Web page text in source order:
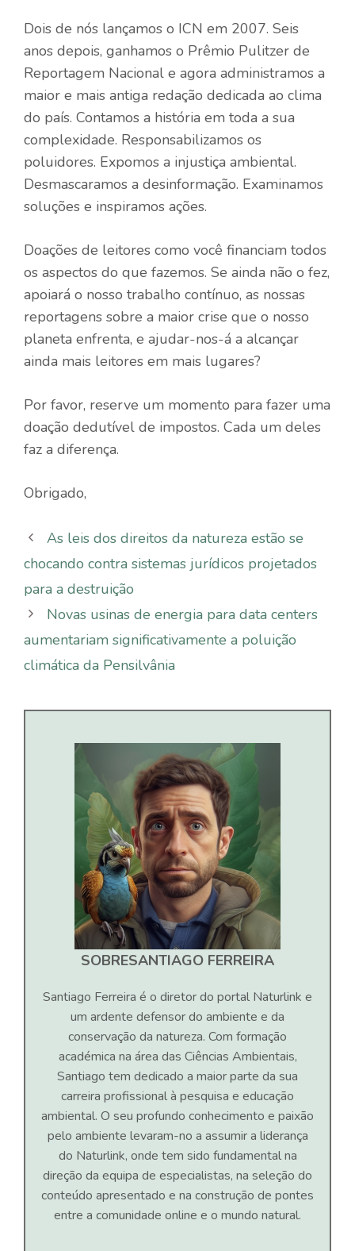
Dois de nós lançamos o ICN em 2007. Seis
anos depois, ganhamos o Prêmio Pulitzer de
Reportagem Nacional e agora administramos a
maior e mais antiga redação dedicada ao clima
do país. Contamos a história em toda a sua
complexidade. Responsabilizamos os
poluidores. Expomos a injustiça ambiental.
Desmascaramos a desinformação. Examinamos
soluções e inspiramos ações.
Doações de leitores como você financiam todos
os aspectos do que fazemos. Se ainda não o fez,
apoiará o nosso trabalho contínuo, as nossas
reportagens sobre a maior crise que o nosso
planeta enfrenta, e ajudar-nos-á a alcançar
ainda mais leitores em mais lugares?
Por favor, reserve um momento para fazer uma
doação dedutível de impostos. Cada um deles
faz a diferença.
Obrigado,
As leis dos direitos da natureza estão se
chocando contra sistemas jurídicos projetados
para a destruição
Novas usinas de energia para data centers
aumentariam significativamente a poluição
climática da Pensilvânia
SOBRESANTIAGO FERREIRA
Santiago Ferreira é o diretor do portal Naturlink e
um ardente defensor do ambiente e da
conservação da natureza. Com formação
académica na área das Ciências Ambientais,
Santiago tem dedicado a maior parte da sua
carreira profissional à pesquisa e educação
ambiental. O seu profundo conhecimento e paixão
pelo ambiente levaram-no a assumir a liderança
do Naturlink, onde tem sido fundamental na
direção da equipa de especialistas, na seleção do
conteúdo apresentado e na construção de pontes
entre a comunidade online e o mundo natural.